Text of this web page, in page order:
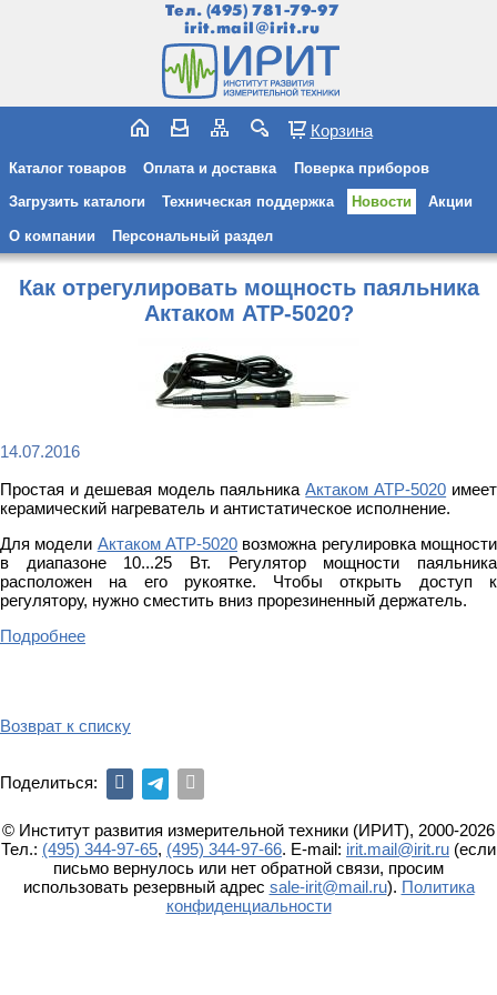
Тел. (495) 781-79-97
irit.mail@irit.ru
Корзина
Каталог товаров Оплата и доставка Поверка приборов
Загрузить каталоги Техническая поддержка Новости Акции
О компании Персональный раздел
Как отрегулировать мощность паяльника
Актаком АТР-5020?
14.07.2016
Простая и дешевая модель паяльникаАктаком АТР-5020 имеет
керамический нагреватель и антистатическое исполнение.
Для модели Актаком АТР-5020 возможна регулировка мощности
в диапазоне 10...25 Вт. Регулятор мощности паяльника
расположен на его рукоятке. Чтобы открыть доступ к
регулятору, нужно сместить вниз прорезиненный держатель.
Подробнее
Возврат к списку
Поделиться:
© Институт развития измерительной техники (ИРИТ), 2000-2026
Тел.: (495) 344-97-65, (495) 344-97-66. E-mail: irit.mail@irit.ru (если
письмо вернулось или нет обратной связи, просим
использовать резервный адрес sale-irit@mail.ru). Политика
конфиденциальности